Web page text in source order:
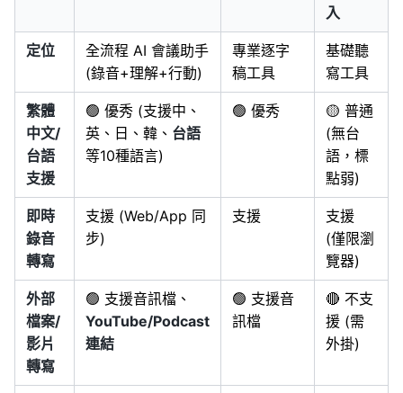
入
定位
全流程 AI 會議助手
(錄音+理解+行動)
專業逐字
稿工具
基礎聽
寫工具
繁體
中文/
台語
支援
🟢 優秀 (支援中、
英、日、韓、 台語
等10種語言)
🟢 優秀
🟡 普通
(無台
語，標
點弱)
即時
錄音
轉寫
支援 (Web/App 同
步)
支援
支援
(僅限瀏
覽器)
外部
檔案/
影片
轉寫
🟢 支援音訊檔、
YouTube/Podcast
連結
🟢 支援音
訊檔
🔴 不支
援 (需
外掛)